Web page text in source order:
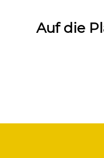
Auf die